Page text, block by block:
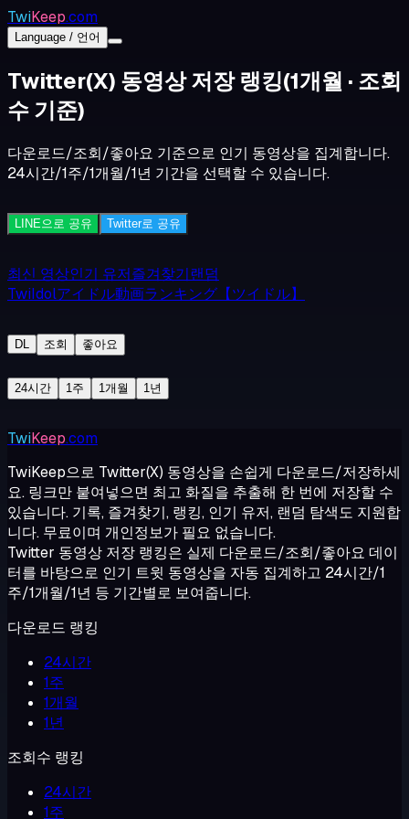
TwiKeep.com
Language / 언어
Twitter(X) 동영상 저장 랭킹(1개월 · 조회
수 기준)
다운로드/조회/좋아요 기준으로 인기 동영상을 집계합니다.
24시간/1주/1개월/1년 기간을 선택할 수 있습니다.
LINE으로 공유 Twitter로 공유
최신 영상인기 유저즐겨찾기랜덤
TwiIdolアイドル動画ランキング【ツイドル】
DL 조회 좋아요
24시간 1주 1개월 1년
TwiKeep.com
TwiKeep으로 Twitter(X) 동영상을 손쉽게 다운로드/저장하세
요. 링크만 붙여넣으면 최고 화질을 추출해 한 번에 저장할 수
있습니다. 기록, 즐겨찾기, 랭킹, 인기 유저, 랜덤 탐색도 지원합
니다. 무료이며 개인정보가 필요 없습니다.
Twitter 동영상 저장 랭킹은 실제 다운로드/조회/좋아요 데이
터를 바탕으로 인기 트윗 동영상을 자동 집계하고 24시간/1
주/1개월/1년 등 기간별로 보여줍니다.
다운로드 랭킹
24시간
1주
1개월
1년
조회수 랭킹
24시간
1주